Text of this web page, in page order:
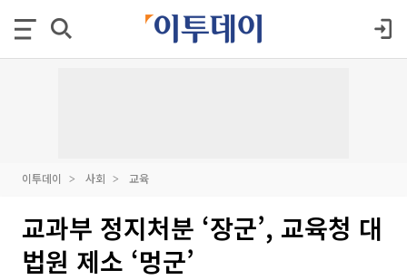
이투데이 사회 교육
교과부 정지처분 ‘장군’, 교육청 대
법원 제소 ‘멍군’